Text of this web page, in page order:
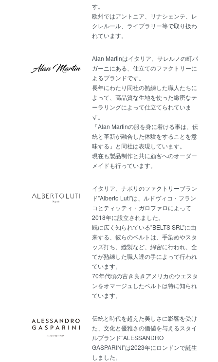
す。
欧州ではアントニア、リナシェンテ、レ
クレルール、ライブラリー等で取り扱わ
れています。
Alan Martinはイタリア、サレルノの町パ
ガーニにある、仕立てのファクトリーに
よるブランドです。
長年にわたり同社の熟練した職人たちに
よって、高品質な生地を使った緻密なテ
ーラリングによって仕立てられていま
す。
「Alan Martinの服を身に着ける事は、伝
統と革新が融合した体験をすることを意
味する」と同社は表現しています。
現在も製品制作と共に顧客へのオーダー
メイドも行っています。
イタリア、ナポリのファクトリーブラン
ド”Alberto Luti”は、ルドヴィコ・フラン
コとティッティ・ガロファロによって
2018年に設立されました。
既に広く知られている”BELTS SRL”に由
来する、彼らのベルトは、手染めやスタ
ッズ打ち、縫製など、綿密に行われ、全
てが熟練した職人達の手によって行われ
ています。
70年代頃の古き良きアメリカのウエスタ
ンをオマージュしたベルトは特に知られ
ています。
伝統と時代を超えた美しさに影響を受け
た、文化と優雅さの価値を与えるスタイ
ルブランド”ALESSANDRO
GASPARINI”は2023年にロンドンで誕生
しました。